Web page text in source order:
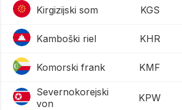
Kirgizijski som KGS
Kamboški riel KHR
Komorski frank KMF
Severnokorejski
von
KPW